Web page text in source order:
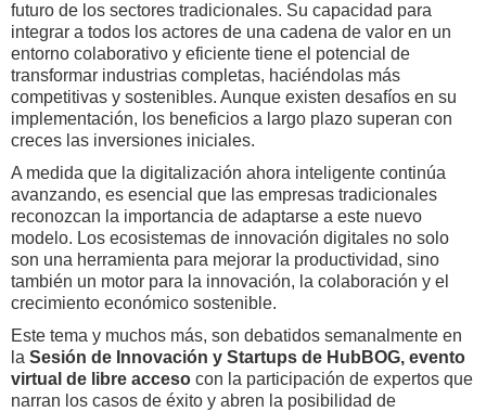
futuro de los sectores tradicionales. Su capacidad para
integrar a todos los actores de una cadena de valor en un
entorno colaborativo y eficiente tiene el potencial de
transformar industrias completas, haciéndolas más
competitivas y sostenibles. Aunque existen desafíos en su
implementación, los beneficios a largo plazo superan con
creces las inversiones iniciales.
A medida que la digitalización ahora inteligente continúa
avanzando, es esencial que las empresas tradicionales
reconozcan la importancia de adaptarse a este nuevo
modelo. Los ecosistemas de innovación digitales no solo
son una herramienta para mejorar la productividad, sino
también un motor para la innovación, la colaboración y el
crecimiento económico sostenible.
Este tema y muchos más, son debatidos semanalmente en
la Sesión de Innovación y Startups de HubBOG, evento
virtual de libre acceso con la participación de expertos que
narran los casos de éxito y abren la posibilidad de